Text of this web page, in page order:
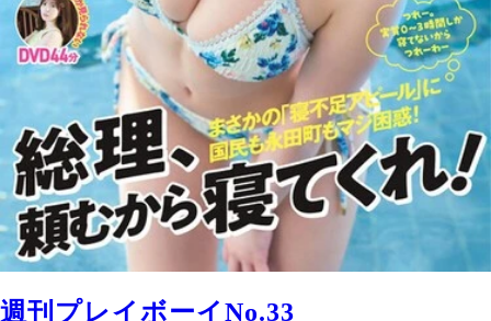
週刊プレイボーイNo.33